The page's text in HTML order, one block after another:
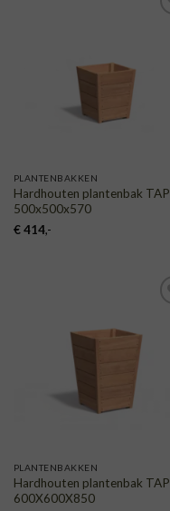
VERLANGLIJST
PLANTENBAKKEN
Hardhouten plantenbak TAP
500x500x570
€414,-
AAN
VERLANGLIJST
PLANTENBAKKEN
Hardhouten plantenbak TAP
600X600X850